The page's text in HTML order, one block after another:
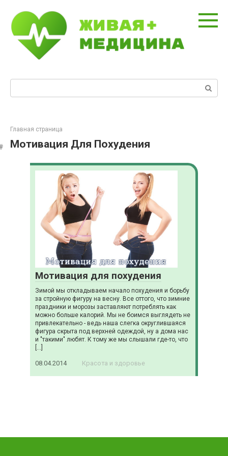
контенту
Главная страница
Мотивация Для Похудения
Мотивация для похудения
Зимой мы откладываем начало похудения и борьбу
за стройную фигуру на весну. Все оттого, что зимние
праздники и морозы заставляют потреблять как
можно больше калорий. Мы не боимся выглядеть не
привлекательно - ведь наша слегка округлившаяся
фигура скрыта под верхней одеждой, ну а дома нас
и "такими" любят. К тому же мы слышали где-то, что
[…]
08.04.2014 Красота и здоровье